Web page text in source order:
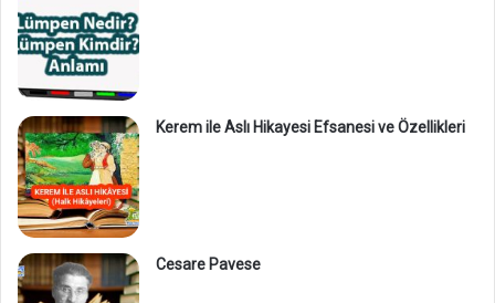
Kerem ile Aslı Hikayesi Efsanesi ve Özellikleri
Cesare Pavese